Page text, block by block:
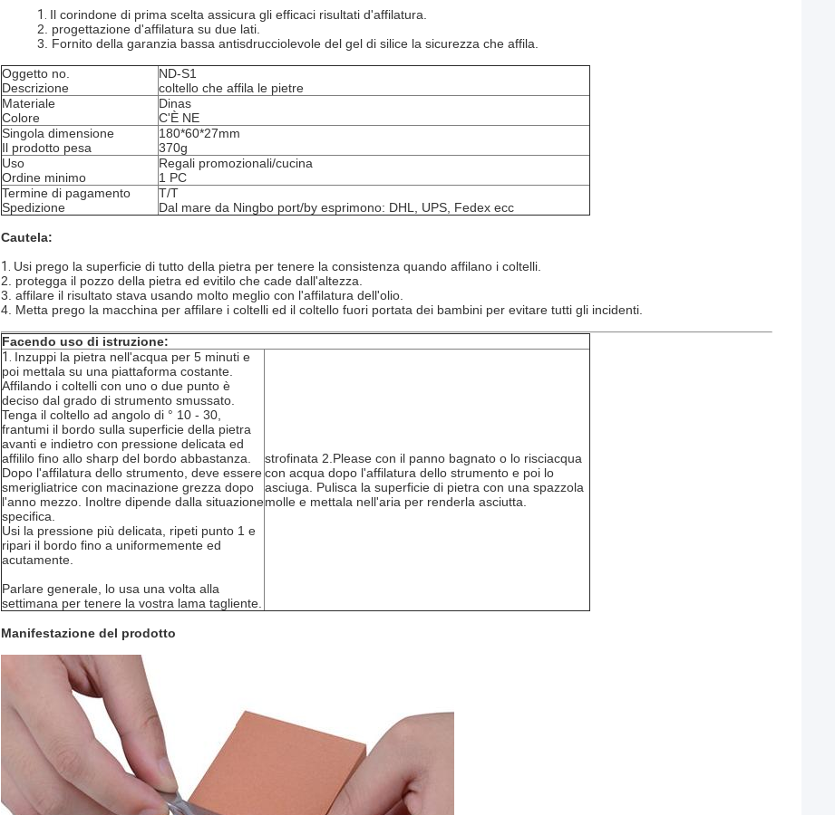
1. Il corindone di prima scelta assicura gli efficaci risultati d'affilatura.
2. progettazione d'affilatura su due lati.
3. Fornito della garanzia bassa antisdrucciolevole del gel di silice la sicurezza che affila.
Oggetto no.
Descrizione
ND-S1
coltello che affila le pietre
Materiale
Colore
Dinas
C'È NE
Singola dimensione
Il prodotto pesa
180*60*27mm
370g
Uso
Ordine minimo
Regali promozionali/cucina
1 PC
Termine di pagamento
Spedizione
T/T
Dal mare da Ningbo port/by esprimono: DHL, UPS, Fedex ecc
Cautela:
1. Usi prego la superficie di tutto della pietra per tenere la consistenza quando affilano i coltelli.
2. protegga il pozzo della pietra ed evitilo che cade dall'altezza.
3. affilare il risultato stava usando molto meglio con l'affilatura dell'olio.
4. Metta prego la macchina per affilare i coltelli ed il coltello fuori portata dei bambini per evitare tutti gli incidenti.
Facendo uso di istruzione:
1. Inzuppi la pietra nell'acqua per 5 minuti e
poi mettala su una piattaforma costante.
Affilando i coltelli con uno o due punto è
deciso dal grado di strumento smussato.
Tenga il coltello ad angolo di ° 10 - 30,
frantumi il bordo sulla superficie della pietra
avanti e indietro con pressione delicata ed
affililo fino allo sharp del bordo abbastanza.
Dopo l'affilatura dello strumento, deve essere
smerigliatrice con macinazione grezza dopo
l'anno mezzo. Inoltre dipende dalla situazione
specifica.
Usi la pressione più delicata, ripeti punto 1 e
ripari il bordo fino a uniformemente ed
acutamente.
Parlare generale, lo usa una volta alla
settimana per tenere la vostra lama tagliente.
strofinata 2.Please con il panno bagnato o lo risciacqua
con acqua dopo l'affilatura dello strumento e poi lo
asciuga. Pulisca la superficie di pietra con una spazzola
molle e mettala nell'aria per renderla asciutta.
Manifestazione del prodotto